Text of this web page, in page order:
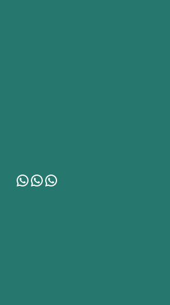
WhatsApp
WhatsApp
WhatsApp